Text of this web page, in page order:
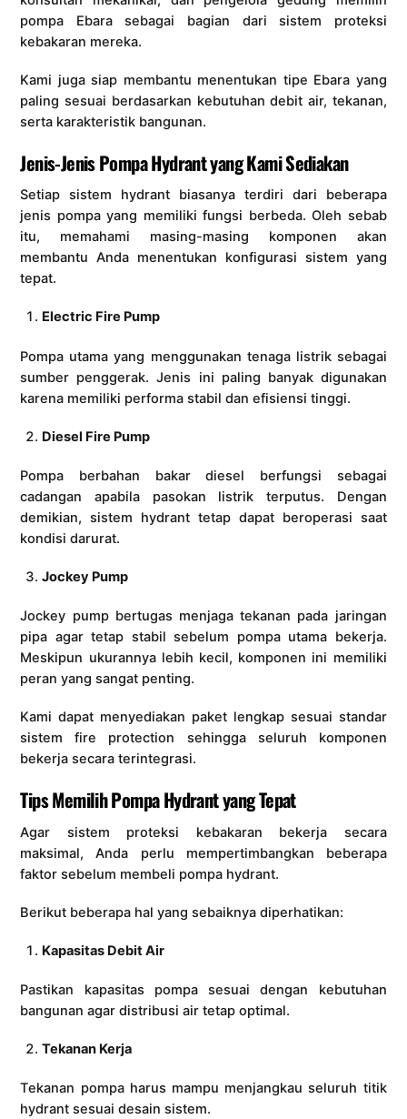
pompa Ebara sebagai bagian dari sistem proteksi
kebakaran mereka.
Kami juga siap membantu menentukan tipe Ebara yang
paling sesuai berdasarkan kebutuhan debit air, tekanan,
serta karakteristik bangunan.
Jenis-Jenis Pompa Hydrant yang Kami Sediakan
Setiap sistem hydrant biasanya terdiri dari beberapa
jenis pompa yang memiliki fungsi berbeda. Oleh sebab
itu, memahami masing-masing komponen akan
membantu Anda menentukan konfigurasi sistem yang
tepat.
Electric Fire Pump
Pompa utama yang menggunakan tenaga listrik sebagai
sumber penggerak. Jenis ini paling banyak digunakan
karena memiliki performa stabil dan efisiensi tinggi.
Diesel Fire Pump
Pompa berbahan bakar diesel berfungsi sebagai
cadangan apabila pasokan listrik terputus. Dengan
demikian, sistem hydrant tetap dapat beroperasi saat
kondisi darurat.
Jockey Pump
Jockey pump bertugas menjaga tekanan pada jaringan
pipa agar tetap stabil sebelum pompa utama bekerja.
Meskipun ukurannya lebih kecil, komponen ini memiliki
peran yang sangat penting.
Kami dapat menyediakan paket lengkap sesuai standar
sistem fire protection sehingga seluruh komponen
bekerja secara terintegrasi.
Tips Memilih Pompa Hydrant yang Tepat
Agar sistem proteksi kebakaran bekerja secara
maksimal, Anda perlu mempertimbangkan beberapa
faktor sebelum membeli pompa hydrant.
Berikut beberapa hal yang sebaiknya diperhatikan:
Kapasitas Debit Air
Pastikan kapasitas pompa sesuai dengan kebutuhan
bangunan agar distribusi air tetap optimal.
Tekanan Kerja
Tekanan pompa harus mampu menjangkau seluruh titik
hydrant sesuai desain sistem.